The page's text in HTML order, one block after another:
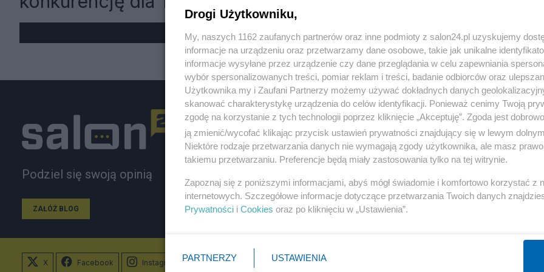
« WRÓĆ DO NOTKI
Podziel się swoją opinią
ZAŁÓŻ BLOG
Polityka
PiS
Rząd
NATO
KO
Gospodarka
Biznes
Pieniądze
Inwestycje
Podatki
X Facebook Instagram
Drogi Użytkowniku,
My, naszych 1162 zaufanych partnerów oraz inne podmioty z salon24.pl uzyskujemy
informacje na urządzeniu oraz przetwarzamy dane osobowe, takie jak unikalne
informacje wysyłane przez urządzenie czy dane przeglądania w celu zapewniania
wybór spersonalizowanych treści, pomiar reklam i treści, badanie odbiorców oraz
Użytkownika my i Zaufani Partnerzy możemy używać dokładnych danych
skanować charakterystykę urządzenia do celów identyfikacji. Ponieważ cenimy Twoją
zgodę na korzystanie z tych technologii poprzez kliknięcie „Akceptuję”. Zgoda jest
ją zmienić/wycofać klikając przycisk ustawień prywatności znajdujący się w lewym
Niektóre rodzaje przetwarzania danych nie wymagają zgody użytkownika, ale masz
takiemu przetwarzaniu. Preferencje będą miały zastosowania tylko na tej witrynie.
Zapoznaj się z poniższymi informacjami, abyś mógł świadomie i komfortowo korzystać z
internetowych. Szczegółowe informacje dotyczące przetwarzania Twoich danych
Prywatności i Cookies oraz po kliknięciu w „Ustawienia”.
PARTNERZY USTAWIENIA